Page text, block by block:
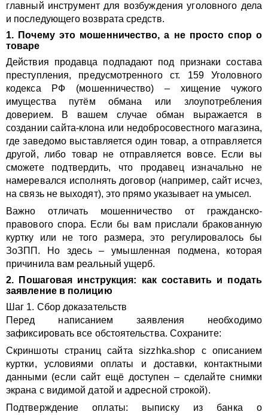
главный инструмент для возбуждения уголовного дела
и последующего возврата средств.
1. Почему это мошенничество, а не просто спор о
товаре
Действия продавца подпадают под признаки состава
преступления, предусмотренного ст. 159 Уголовного
кодекса РФ (мошенничество) – хищение чужого
имущества путём обмана или злоупотребления
доверием. В вашем случае обман выражается в
создании сайта-клона или недобросовестного магазина,
где заведомо выставляется один товар, а отправляется
другой, либо товар не отправляется вовсе. Если вы
сможете подтвердить, что продавец изначально не
намеревался исполнять договор (например, сайт исчез,
на связь не выходят), это прямо указывает на умысел.
Важно отличать мошенничество от гражданско-
правового спора. Если бы вам прислали бракованную
куртку или не того размера, это регулировалось бы
ЗоЗПП. Но здесь – умышленная подмена, которая
причинила вам реальный ущерб.
2. Пошаговая инструкция: как составить и подать
заявление в полицию
Шаг 1. Сбор доказательств
Перед написанием заявления необходимо
зафиксировать все обстоятельства. Сохраните:
Скриншоты страниц сайта sizzhka.shop с описанием
куртки, условиями оплаты и доставки, контактными
данными (если сайт ещё доступен – сделайте снимки
экрана с видимой датой и адресной строкой).
Подтверждение оплаты: выписку из банка о